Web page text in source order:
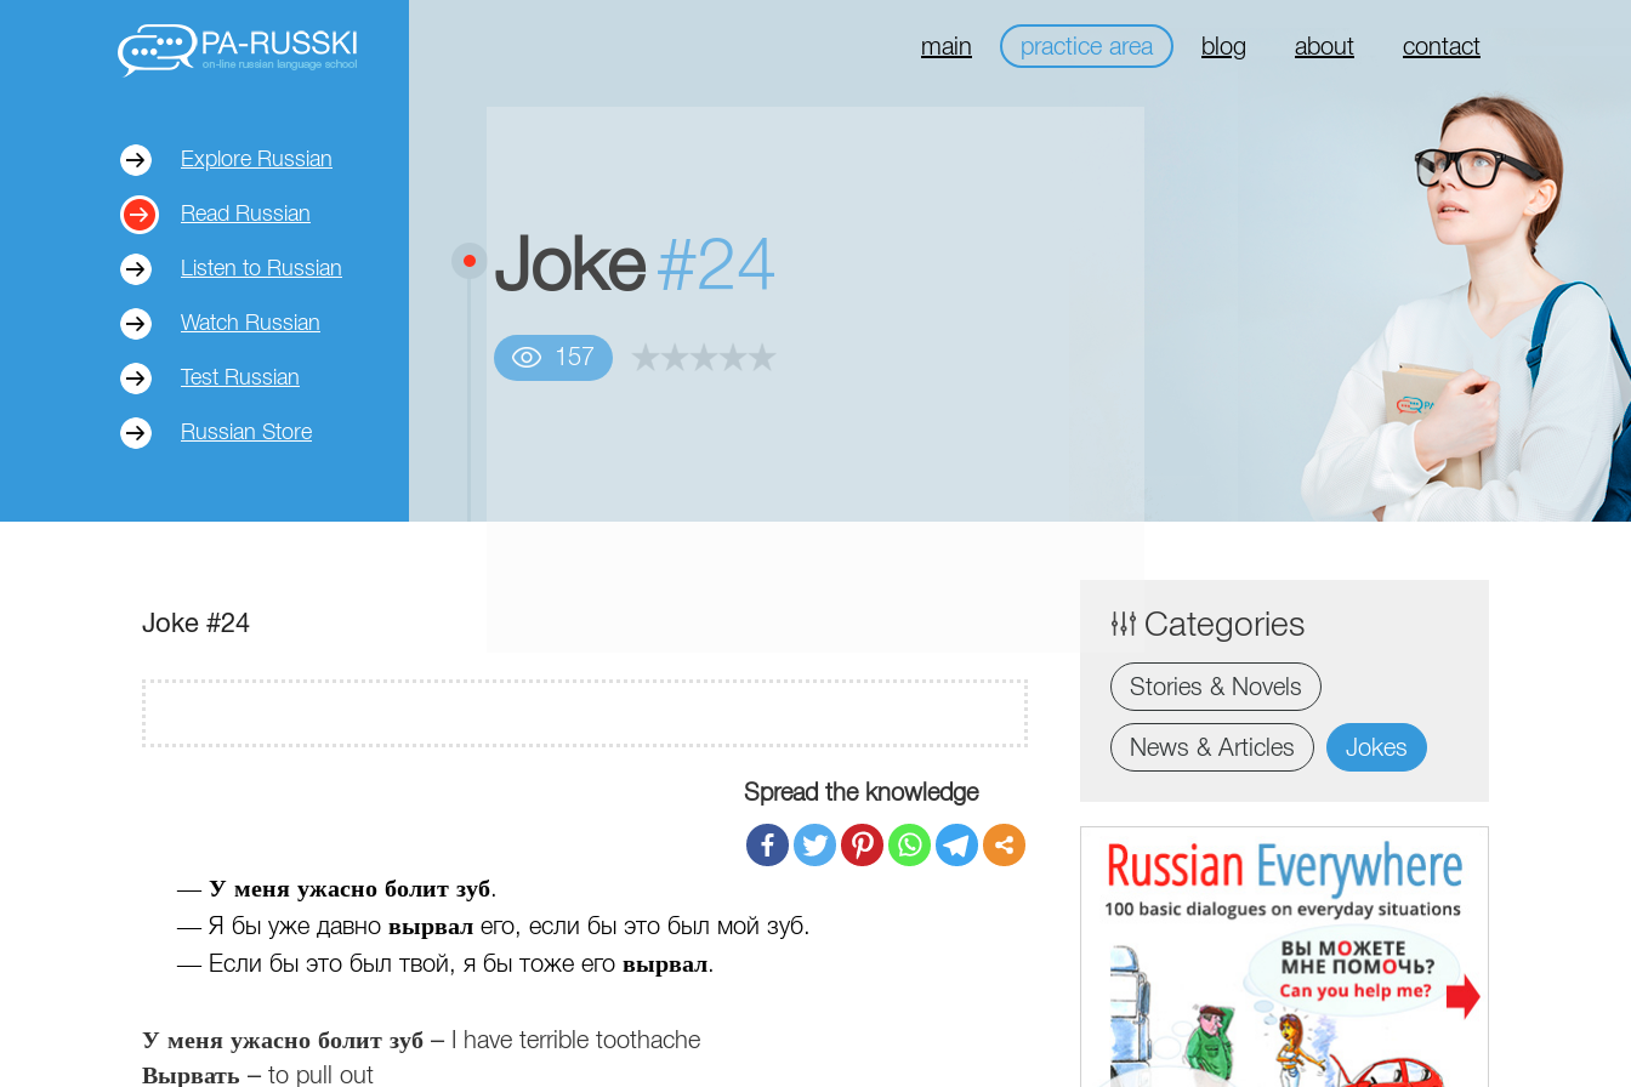
main practice area blog about contact
Explore Russian
Read Russian
Listen to Russian
Watch Russian
Test Russian
Russian Store
Joke#24
157
Joke #24
Spread the knowledge
—У меня ужасно болит зуб.
— Я бы уже давновырвал его, если бы это был мой зуб.
— Если бы это был твой, я бы тоже еговырвал.
У меня ужасно болит зуб – I have terrible toothache
Вырвать – to pull out
Categories
Stories & Novels
News & Articles Jokes